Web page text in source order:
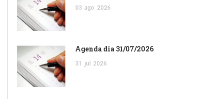
03 ago 2026
Agenda dia 31/07/2026
31 jul 2026